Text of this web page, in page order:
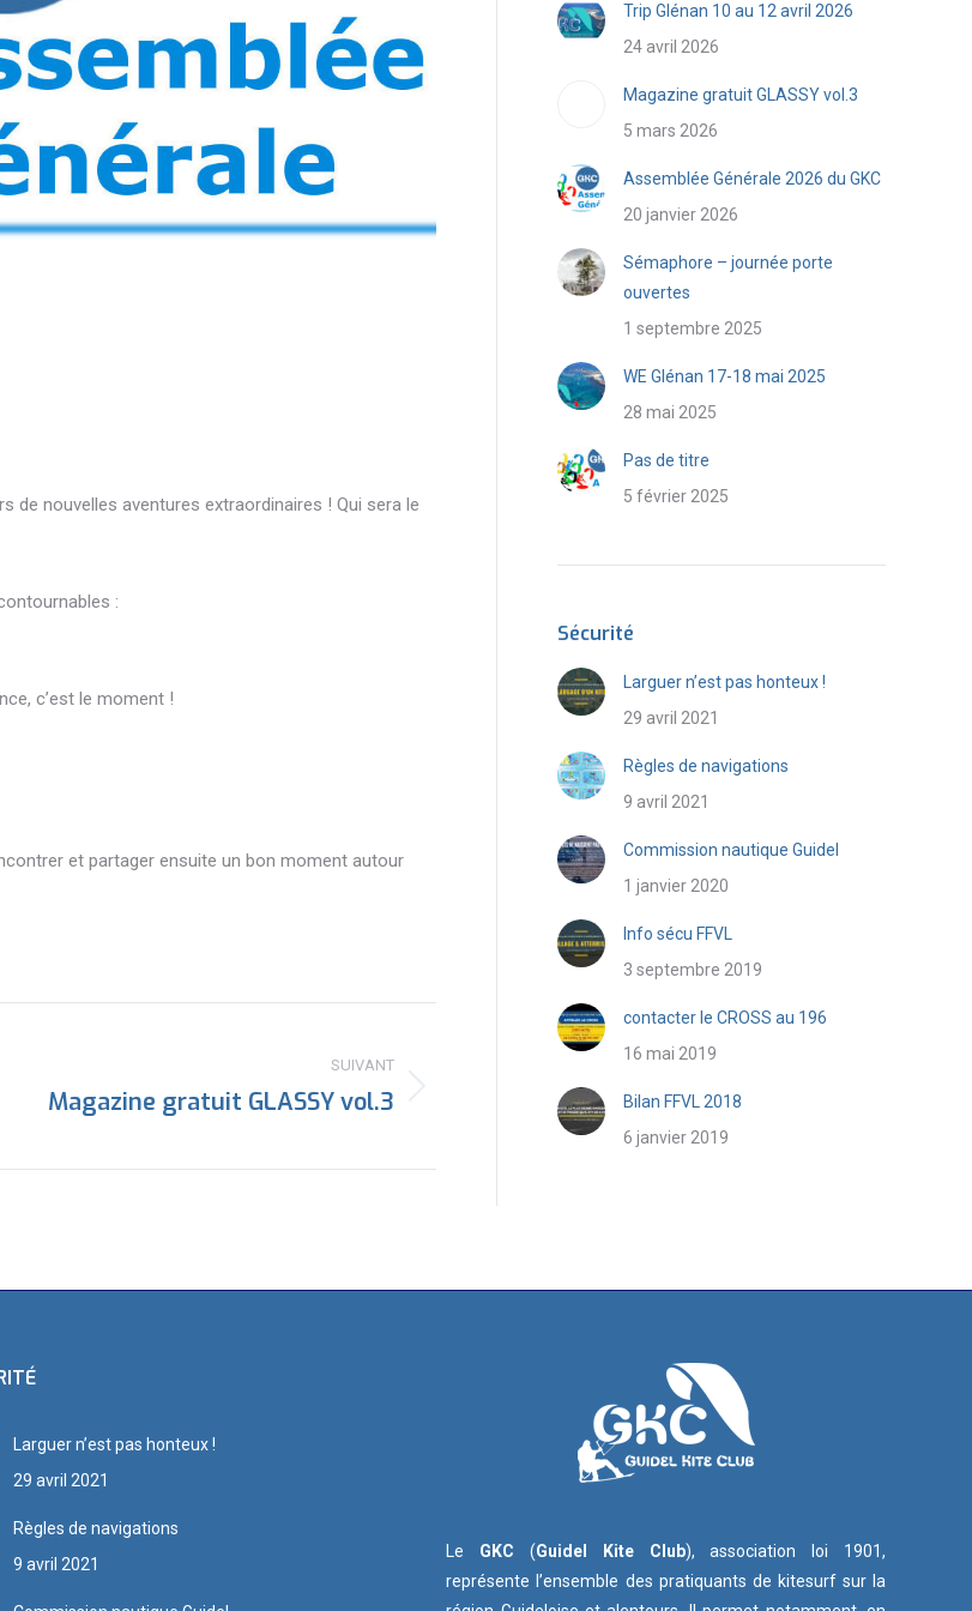
de nouvelles aventures extraordinaires ! Qui sera le
:
c’est le moment !
et partager ensuite un bon moment autour
SUIVANT
Magazine gratuit GLASSY vol.3
Trip Glénan 10 au 12 avril 2026
24 avril 2026
Magazine gratuit GLASSY vol.3
5 mars 2026
Assemblée Générale 2026 du GKC
20 janvier 2026
Sémaphore – journée porte
ouvertes
1 septembre 2025
WE Glénan 17-18 mai 2025
28 mai 2025
Pas de titre
5 février 2025
Sécurité
Larguer n’est pas honteux !
29 avril 2021
Règles de navigations
9 avril 2021
Commission nautique Guidel
1 janvier 2020
Info sécu FFVL
3 septembre 2019
contacter le CROSS au 196
16 mai 2019
Bilan FFVL 2018
6 janvier 2019
Larguer n’est pas honteux !
29 avril 2021
Règles de navigations
9 avril 2021
Le GKC (Guidel Kite Club), association loi 1901,
représente l’ensemble des pratiquants de kitesurf sur la